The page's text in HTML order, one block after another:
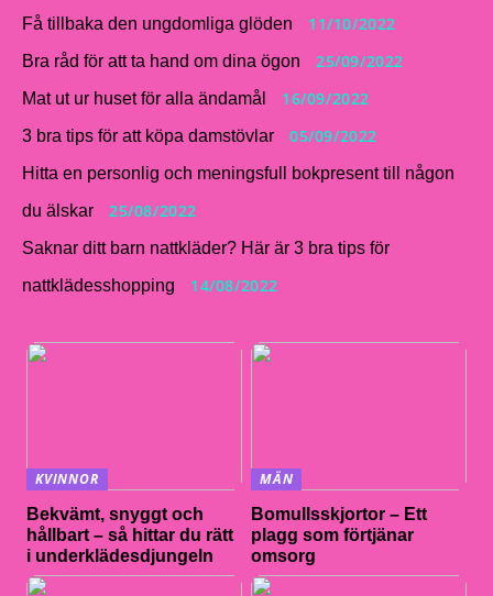
Få tillbaka den ungdomliga glöden 11/10/2022
Bra råd för att ta hand om dina ögon 25/09/2022
Mat ut ur huset för alla ändamål 16/09/2022
3 bra tips för att köpa damstövlar 05/09/2022
Hitta en personlig och meningsfull bokpresent till någon
du älskar
25/08/2022
Saknar ditt barn nattkläder? Här är 3 bra tips för
nattklädesshopping
14/08/2022
KVINNOR
Bekvämt, snyggt och
hållbart – så hittar du rätt
i underklädesdjungeln
MÄN
Bomullsskjortor – Ett
plagg som förtjänar
omsorg